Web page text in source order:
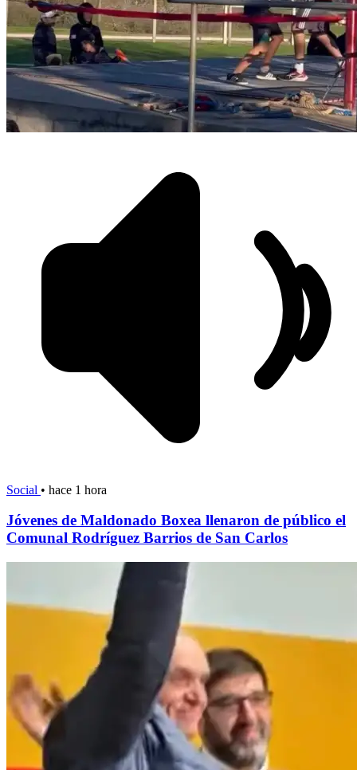
Social • hace 1 hora
Jóvenes de Maldonado Boxea llenaron de público el
Comunal Rodríguez Barrios de San Carlos